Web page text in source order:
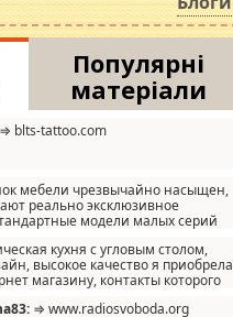
Популярні
матеріали
⇒ blts-tattoo.com
мебели чрезвычайно насыщен,
реально эксклюзивное
модели малых серий
на стандартные формы, в MebelOk,
- со вкусом все в порядке,
удорожающих мебель, а это не
кухня с угловым столом,
высокое качество я приобрела
магазину, контакты которого
⇒ www.radiosvoboda.org